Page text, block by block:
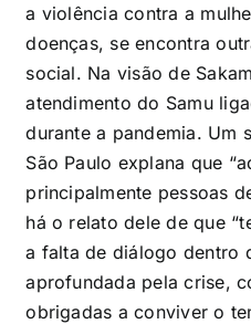
a violência contra a
doenças, se encontra
social. Na visão de
atendimento do Samu
durante a pandemia. Um
São Paulo explana que
principalmente pessoas
há o relato dele de que
a falta de diálogo dentro
aprofundada pela crise,
obrigadas a conviver o